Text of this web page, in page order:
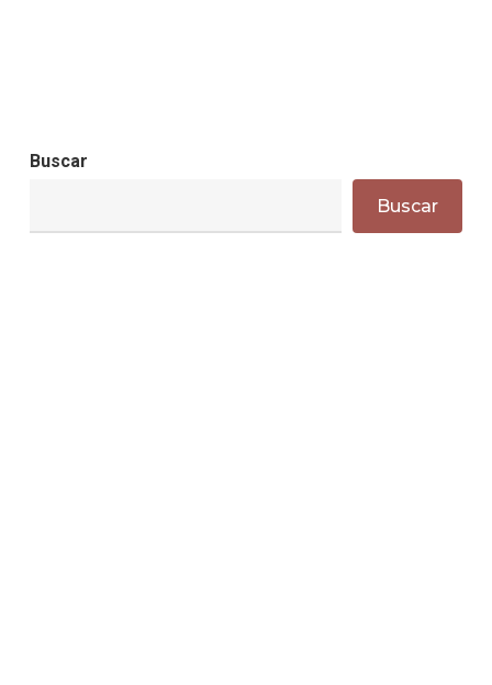
Buscar
Buscar